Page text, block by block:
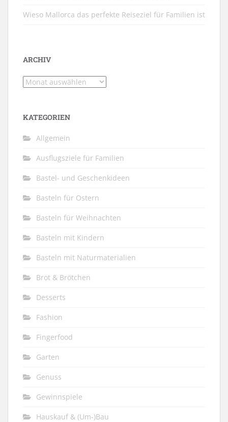
Wieso Mallorca das perfekte Reiseziel für Familien ist
ARCHIV
Archiv
KATEGORIEN
Allgemein
Ausflugsziele für Familien
Bastel- und Geschenkideen
Basteln für Ostern
Basteln für Weihnachten
Basteln mit Kindern
Basteln mit Naturmaterialien
Brot & Brötchen
Desserts
Fashion
Fingerfood
Garten
Genuss
Gewinnspiele
Hauskauf & (Um-)Bau